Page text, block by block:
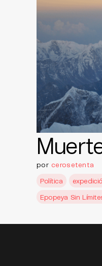
por cerosetenta
Política
Epopeya Sin